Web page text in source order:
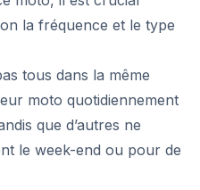
la fréquence et le type
tous dans la même
moto quotidiennement
que d’autres ne
le week-end ou pour de